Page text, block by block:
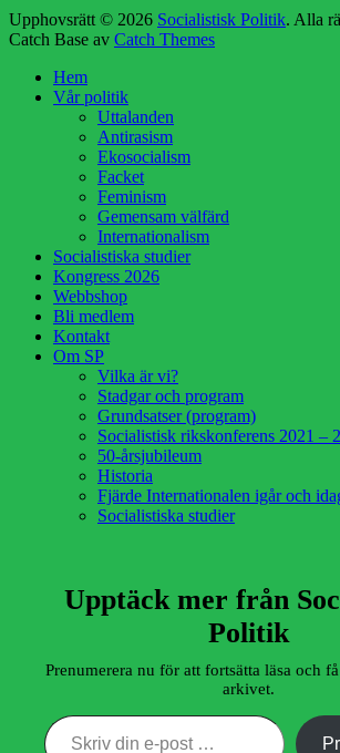
Upphovsrätt © 2026 Socialistisk Politik. Alla
Catch Base av Catch Themes
Hem
Vår politik
Uttalanden
Antirasism
Ekosocialism
Facket
Feminism
Gemensam välfärd
Internationalism
Socialistiska studier
Kongress 2026
Webbshop
Bli medlem
Kontakt
Om SP
Vilka är vi?
Stadgar och program
Grundsatser (program)
Socialistisk rikskonferens 2021 –
50-årsjubileum
Historia
Fjärde Internationalen igår och
Socialistiska studier
Upptäck mer från
Politik
Prenumerera nu för att fortsätta läsa och
arkivet.
Skriv din e-post …